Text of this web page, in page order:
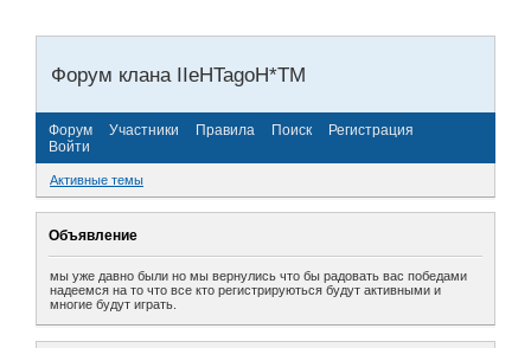
Форум клана IIeHTagoH*TM
Форум Участники Правила Поиск
Регистрация
Войти
Активные темы
Объявление
мы уже давно были но мы вернулись что бы радовать вас победами
надеемся на то что все кто регистрируються будут активными и
многие будут играть.